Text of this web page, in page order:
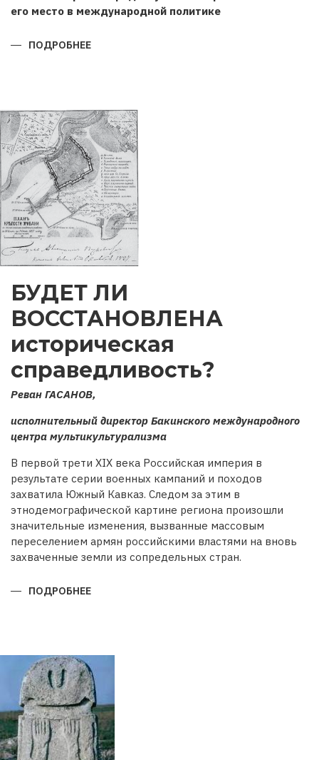
его место в международной политике
ПОДРОБНЕЕ
БУДЕТ ЛИ
ВОССТАНОВЛЕНА
историческая
справедливость?
Реван ГАСАНОВ,
исполнительный директор Бакинского международного
центра мультикультурализма
В первой трети XIX века Российская империя в
результате серии военных кампаний и походов
захватила Южный Кавказ. Следом за этим в
этнодемографической картине региона произошли
значительные изменения, вызванные массовым
переселением армян российскими властями на вновь
захваченные земли из сопредельных стран.
ПОДРОБНЕЕ